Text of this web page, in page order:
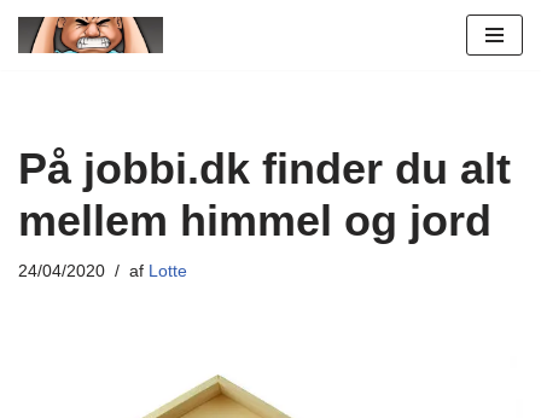
På jobbi.dk finder du alt
mellem himmel og jord
24/04/2020 af Lotte